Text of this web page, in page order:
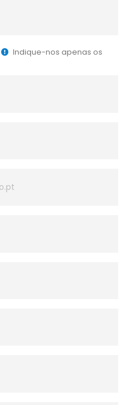
Indique-nos apenas os